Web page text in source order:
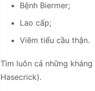
Bệnh Biermer;
Lao cấp;
Viêm tiểu cầu thận.
Tìm luôn cả những
Hasecrick).